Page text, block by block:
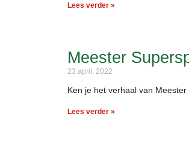
Lees verder »
Meester
23 april, 2022
Ken je het verhaal van
Lees verder »